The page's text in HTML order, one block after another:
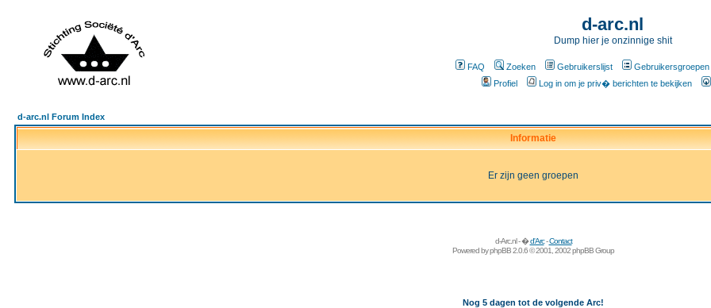
d-arc.nl
Dump hier je onzinnige shit
FAQ Zoeken Gebruikerslijst Gebruikersgroepen
Profiel
Log in om je priv� berichten te bekijken
d-arc.nl Forum Index
Informatie
Er zijn geen groepen
d-Arc.nl - �d'Arc-Contact
Powered byphpBB2.0.6 © 2001, 2002 phpBB Group
Nog 5 dagen tot de volgende Arc!